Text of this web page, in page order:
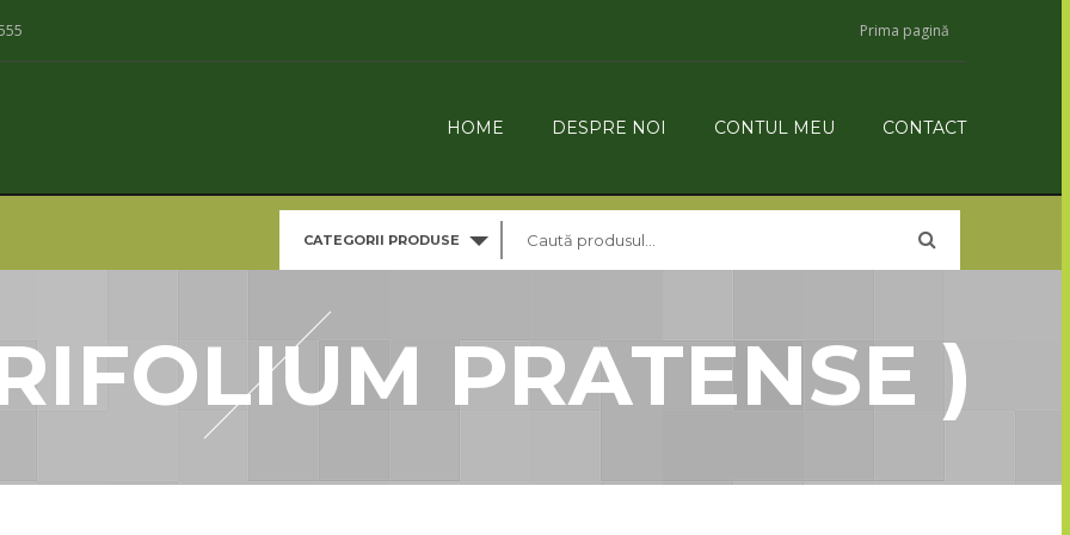
Prima pagină
HOME DESPRE NOI CONTUL MEU CONTACT
CATEGORII PRODUSE
PRATENSE )